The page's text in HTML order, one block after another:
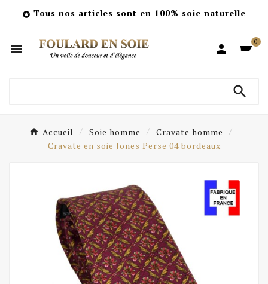
 Tous nos articles sont en 100% soie naturelle
 
0

Accueil Soie homme
Cravate homme
Cravate en soie Jones Perse 04 bordeaux